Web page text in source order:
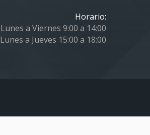
Horario:
Lunes a Viernes 9:00 a 14:00
Lunes a Jueves 15:00 a 18:00